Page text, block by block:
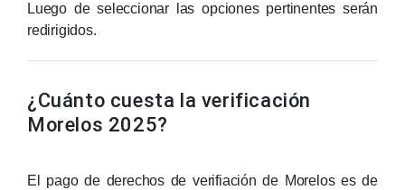
Luego de seleccionar las opciones pertinentes serán
redirigidos.
¿Cuánto cuesta la verificación
Morelos 2025?
El pago de derechos de verifiación de Morelos es de